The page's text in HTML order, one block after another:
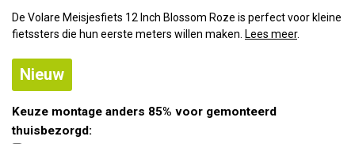
De Volare Meisjesfiets 12 Inch Blossom Roze is perfect voor kleine
fietssters die hun eerste meters willen maken. Lees meer.
Nieuw
Keuze montage anders 85% voor gemonteerd
thuisbezorgd: